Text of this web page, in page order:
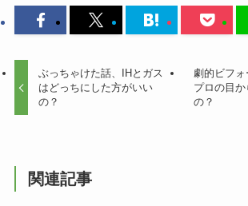
ぶっちゃけた話、IHとガス
はどっちにした方がいい
の？
劇的ビフ
プロの目
の？
関連記事